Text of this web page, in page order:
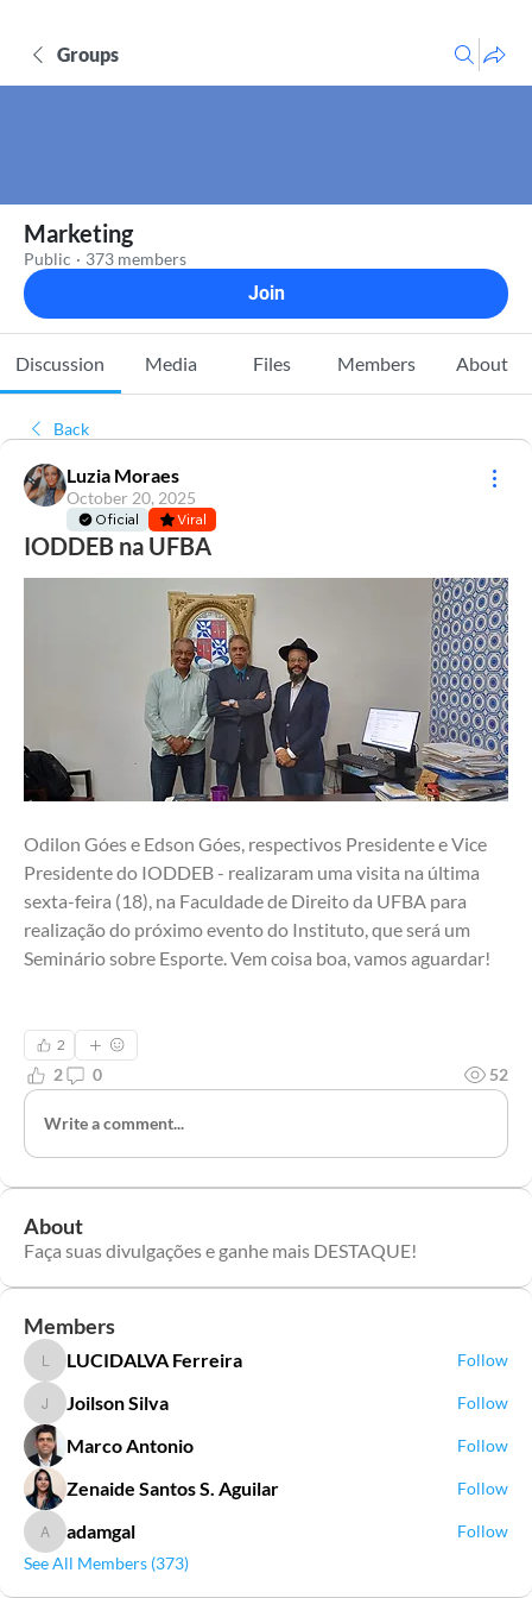
Groups
Marketing
Public · 373 members
Join
Discussion Media Files Members About
Back
Luzia Moraes
October 20, 2025
Oficial Viral
IODDEB na UFBA
Odilon Góes e Edson Góes, respectivos Presidente e Vice
Presidente do IODDEB - realizaram uma visita na última
sexta-feira (18), na Faculdade de Direito da UFBA para
realização do próximo evento do Instituto, que será um
Seminário sobre Esporte. Vem coisa boa, vamos aguardar!
2
2 0 52
Write a comment...
About
Faça suas divulgações e ganhe mais DESTAQUE!
Members
LUCIDALVA Ferreira
LUCIDALVA Ferreira Follow
Joilson Silva
Joilson Silva Follow
Marco Antonio Follow
Zenaide Santos S. Aguilar Follow
adamgal
adamgal
Follow
See All Members (373)